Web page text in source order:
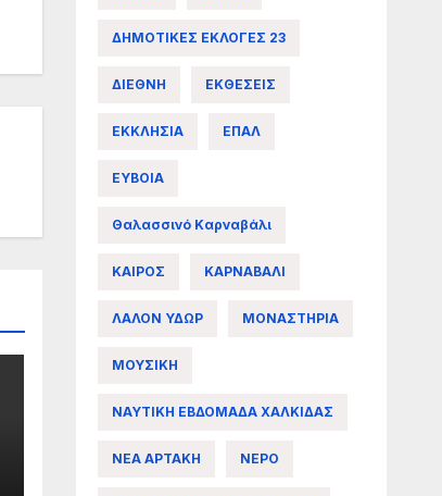
ΔΗΜΟΤΙΚΕΣ ΕΚΛΟΓΕΣ 23
ΔΙΕΘΝΗ ΕΚΘΕΣΕΙΣ
ΕΚΚΛΗΣΙΑ ΕΠΑΛ
ΕΥΒΟΙΑ
Θαλασσινό Καρναβάλι
ΚΑΙΡΟΣ ΚΑΡΝΑΒΑΛΙ
ΛΑΛΟΝ ΥΔΩΡ ΜΟΝΑΣΤΗΡΙΑ
ΜΟΥΣΙΚΗ
ΝΑΥΤΙΚΗ ΕΒΔΟΜΑΔΑ ΧΑΛΚΙΔΑΣ
ΝΕΑ ΑΡΤΑΚΗ ΝΕΡΟ